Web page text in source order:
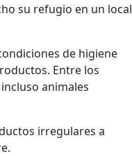
su refugio en un local
de higiene
Entre los
animales
irregulares a